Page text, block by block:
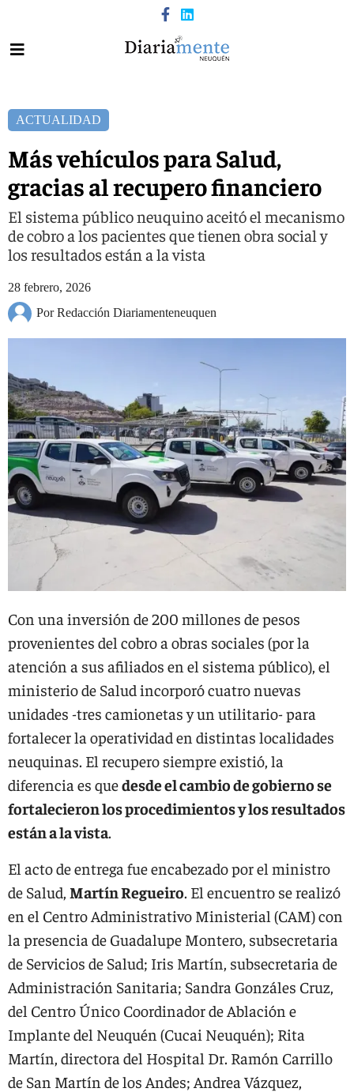
ACTUALIDAD
Más vehículos para Salud,
gracias al recupero financiero
El sistema público neuquino aceitó el mecanismo
de cobro a los pacientes que tienen obra social y
los resultados están a la vista
28 febrero, 2026
Por Redacción Diariamenteneuquen
Con una inversión de 200 millones de pesos
provenientes del cobro a obras sociales (por la
atención a sus afiliados en el sistema público), el
ministerio de Salud incorporó cuatro nuevas
unidades -tres camionetas y un utilitario- para
fortalecer la operatividad en distintas localidades
neuquinas. El recupero siempre existió, la
diferencia es quedesde el cambio de gobierno se
fortalecieron los procedimientos y los resultados
están a la vista.
El acto de entrega fue encabezado por el ministro
de Salud, Martín Regueiro. El encuentro se realizó
en el Centro Administrativo Ministerial (CAM) con
la presencia de Guadalupe Montero, subsecretaria
de Servicios de Salud; Iris Martín, subsecretaria de
Administración Sanitaria; Sandra Gonzáles Cruz,
del Centro Único Coordinador de Ablación e
Implante del Neuquén (Cucai Neuquén); Rita
Martín, directora del Hospital Dr. Ramón Carrillo
de San Martín de los Andes; Andrea Vázquez,